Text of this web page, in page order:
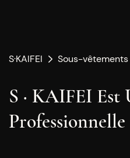
S·KAIFEI Sous-
S · KAIFEI Est
Professionnelle